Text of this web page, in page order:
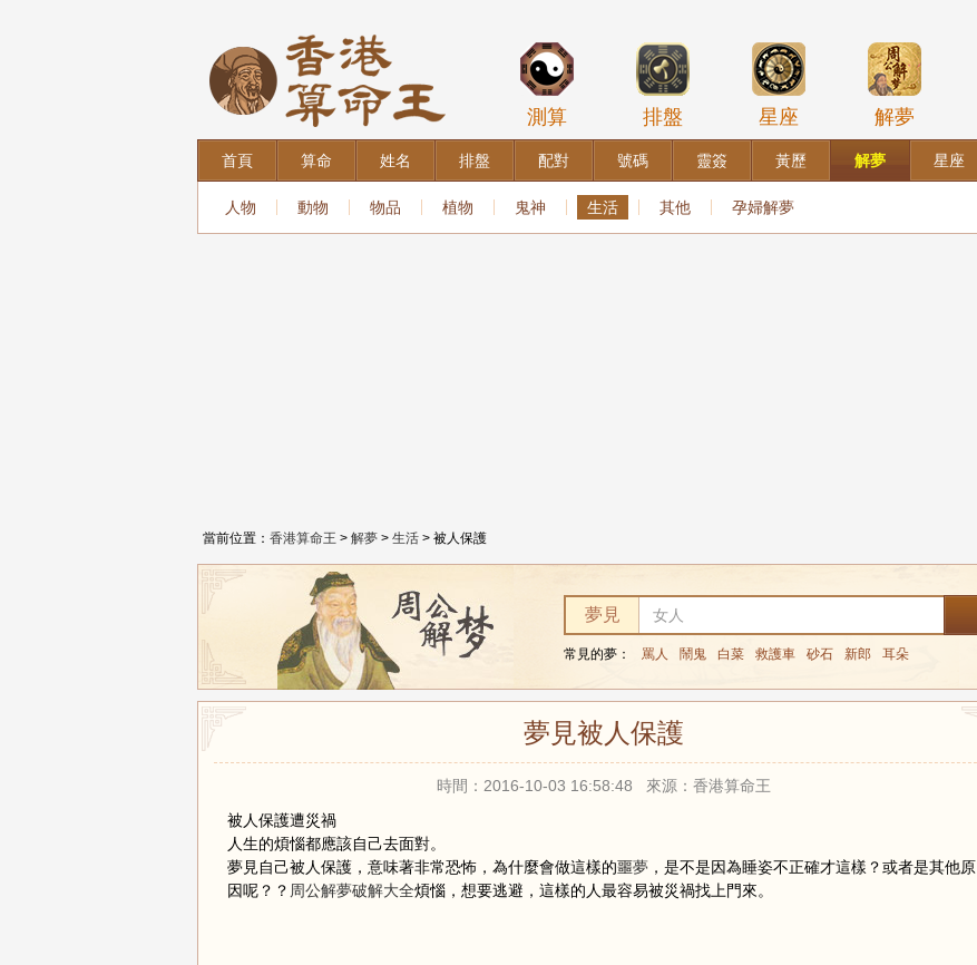
測算 排盤 星座 解夢
首頁 算命 姓名 排盤 配對 號碼 靈簽 黃歷 解夢 星座
人物 動物 物品 植物 鬼神 生活 其他 孕婦解夢
當前位置： 香港算命王 > 解夢 > 生活 > 被人保護
夢見
常見的夢： 罵人 鬧鬼 白菜 救護車 砂石 新郎 耳朵
夢見被人保護
時間：2016-10-03 16:58:48 來源：香港算命王
被人保護遭災禍
人生的煩惱都應該自己去面對。
夢見自己被人保護，意味著非常恐怖，為什麼會做這樣的噩夢 ，是不是因為睡姿不正確才這樣？或者是其他原
因呢？？ 周公解夢破解大全煩惱，想要逃避，這樣的人最容易被災禍找上門來。